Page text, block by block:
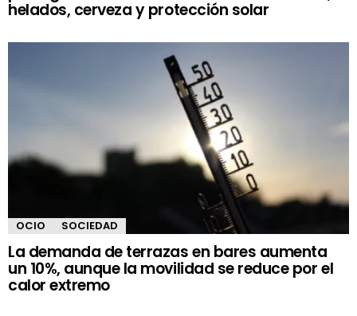
helados, cerveza y protección solar
OCIO SOCIEDAD
La demanda de terrazas en bares aumenta
un 10%, aunque la movilidad se reduce por el
calor extremo